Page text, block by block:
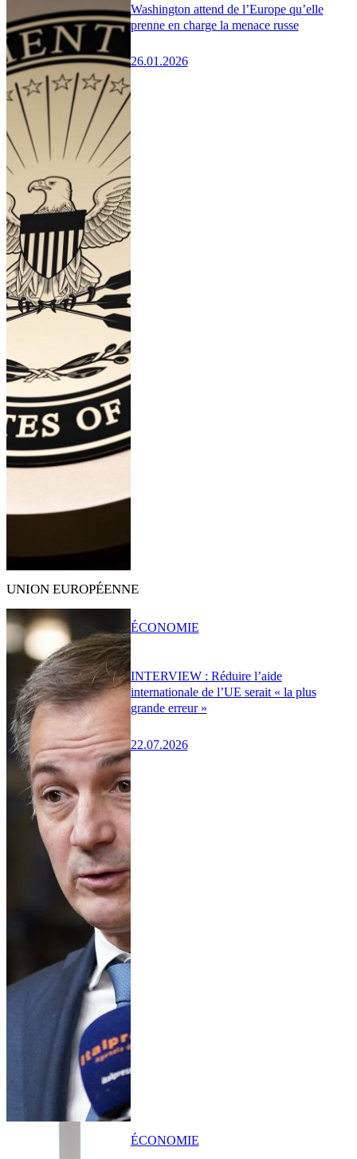
Washington attend de l’Europe qu’elle
prenne en charge la menace russe
26.01.2026
UNION EUROPÉENNE
INTERVIEW : Réduire l’aide
internationale de l’UE serait « la plus
grande erreur »
22.07.2026
ÉCONOMIE
ÉCONOMIE